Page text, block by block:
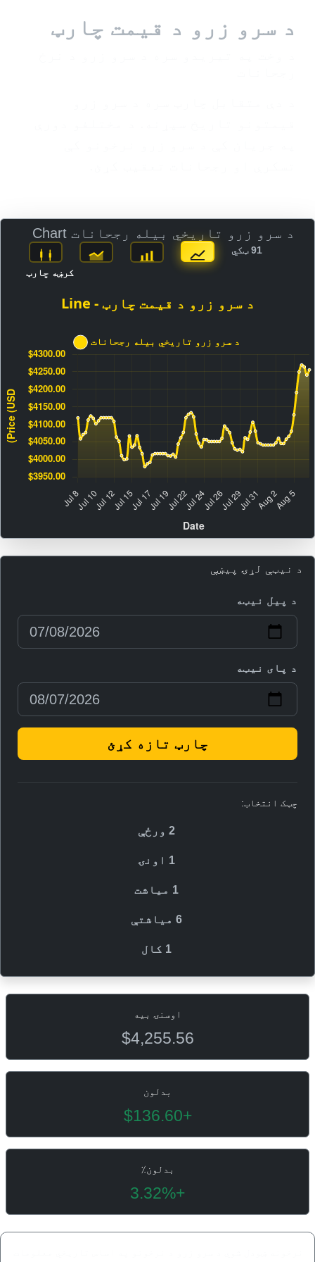
د سرو زرو د قیمت چارټ
د سرو زرو تاریخي بیله رجحانات Chart
91 ټکي
کرښه چارټ
د نیټې لړۍ پیښې
د پیل نیټه
د پای نیټه
چارټ تازه کړئ
چټک انتخاب:
2 ورځې
1 اونۍ
1 میاشت
6 مياشتې
1 کال
اوسنۍ بیه
$4,255.56
بدلون
+$136.60
بدلون٪
+3.32%